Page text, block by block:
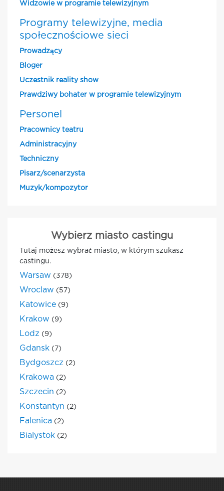
Widzowie w programie telewizyjnym
Programy telewizyjne, media
społecznościowe sieci
Prowadzący
Bloger
Uczestnik reality show
Prawdziwy bohater w programie telewizyjnym
Personel
Pracownicy teatru
Administracyjny
Techniczny
Pisarz/scenarzysta
Muzyk/kompozytor
Wybierz miasto castingu
Tutaj możesz wybrać miasto, w którym szukasz
castingu.
Warsaw (378)
Wroclaw (57)
Katowice (9)
Krakow (9)
Lodz (9)
Gdansk (7)
Bydgoszcz (2)
Krakowa (2)
Szczecin (2)
Konstantyn (2)
Falenica (2)
Bialystok (2)